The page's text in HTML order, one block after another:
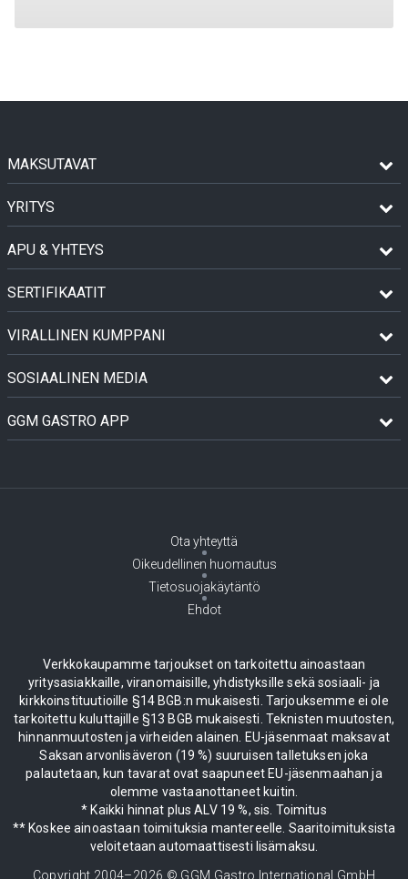
MAKSUTAVAT
YRITYS
APU & YHTEYS
SERTIFIKAATIT
VIRALLINEN KUMPPANI
SOSIAALINEN MEDIA
GGM GASTRO APP
Ota yhteyttä
Oikeudellinen huomautus
Tietosuojakäytäntö
Ehdot
Verkkokaupamme tarjoukset on tarkoitettu ainoastaan
yritysasiakkaille, viranomaisille, yhdistyksille sekä sosiaali- ja
kirkkoinstituutioille §14 BGB:n mukaisesti. Tarjouksemme ei ole
tarkoitettu kuluttajille §13 BGB mukaisesti. Teknisten muutosten,
hinnanmuutosten ja virheiden alainen. EU-jäsenmaat maksavat
Saksan arvonlisäveron (19 %) suuruisen talletuksen joka
palautetaan, kun tavarat ovat saapuneet EU-jäsenmaahan ja
olemme vastaanottaneet kuitin.
* Kaikki hinnat plus ALV 19 %, sis. Toimitus
** Koskee ainoastaan toimituksia mantereelle. Saaritoimituksista
veloitetaan automaattisesti lisämaksu.
Copyright 2004–2026 © GGM Gastro International GmbH